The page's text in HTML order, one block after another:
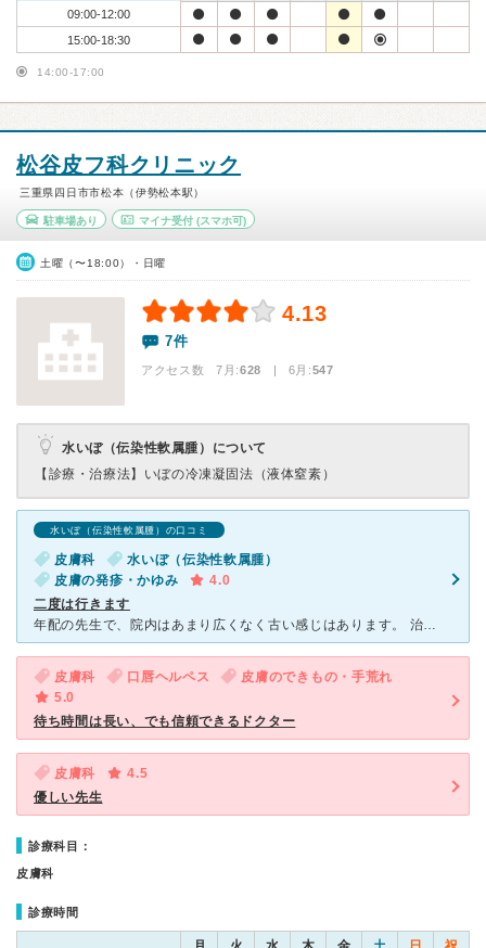
09:00-12:00
15:00-18:30
14:00-17:00
松谷皮フ科クリニック
三重県四日市市松本（伊勢松本駅）
駐車場あり マイナ受付(スマホ可)
土曜（〜18:00）・日曜
4.13
7件
アクセス数 7月:628 | 6月:547
水いぼ（伝染性軟属腫）について
【診療・治療法】 いぼの冷凍凝固法（液体窒素）
水いぼ（伝染性軟属腫）の口コミ
皮膚科
水いぼ（伝染性軟属腫）
皮膚の発疹・かゆみ
4.0
二度は行きます
年配の先生で、院内はあまり広くなく古い感じはあります。 治っていても様子を見たいから何日後に来てね、と言われるので面倒だなと思い、違う皮膚科に変えたところ、先生の指示通りに薬を塗っていたら悪化し
皮膚科 口唇ヘルペス
皮膚のできもの・手荒れ
5.0
待ち時間は長い、でも信頼できるドクター
皮膚科
4.5
優しい先生
診療科目：
皮膚科
診療時間